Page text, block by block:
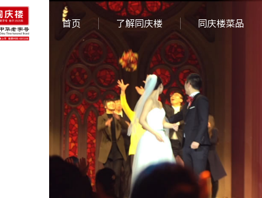
首页 了解同庆楼 同庆楼菜品